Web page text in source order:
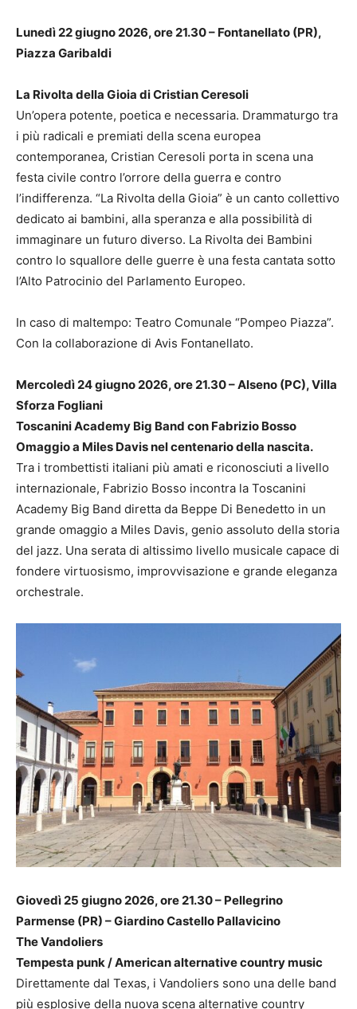
Lunedì 22 giugno 2026, ore 21.30 – Fontanellato (PR),
Piazza Garibaldi
La Rivolta della Gioia di Cristian Ceresoli
Un’opera potente, poetica e necessaria. Drammaturgo tra
i più radicali e premiati della scena europea
contemporanea, Cristian Ceresoli porta in scena una
festa civile contro l’orrore della guerra e contro
l’indifferenza. “La Rivolta della Gioia” è un canto collettivo
dedicato ai bambini, alla speranza e alla possibilità di
immaginare un futuro diverso. La Rivolta dei Bambini
contro lo squallore delle guerre è una festa cantata sotto
l’Alto Patrocinio del Parlamento Europeo.
In caso di maltempo: Teatro Comunale “Pompeo Piazza”.
Con la collaborazione di Avis Fontanellato.
Mercoledì 24 giugno 2026, ore 21.30 – Alseno (PC), Villa
Sforza Fogliani
Toscanini Academy Big Band con Fabrizio Bosso
Omaggio a Miles Davis nel centenario della nascita.
Tra i trombettisti italiani più amati e riconosciuti a livello
internazionale, Fabrizio Bosso incontra la Toscanini
Academy Big Band diretta da Beppe Di Benedetto in un
grande omaggio a Miles Davis, genio assoluto della storia
del jazz. Una serata di altissimo livello musicale capace di
fondere virtuosismo, improvvisazione e grande eleganza
orchestrale.
Giovedì 25 giugno 2026, ore 21.30 – Pellegrino
Parmense (PR) – Giardino Castello Pallavicino
The Vandoliers
Tempesta punk / American alternative country music
Direttamente dal Texas, i Vandoliers sono una delle band
più esplosive della nuova scena alternative country